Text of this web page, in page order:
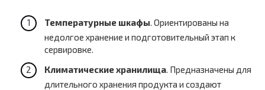
Температурные шкафы. Ориентированы на
недолгое хранение и подготовительный этап к
сервировке.
Климатические хранилища. Предназначены для
длительного хранения продукта и создают